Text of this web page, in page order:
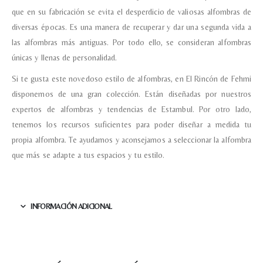
que en su fabricación se evita el desperdicio de valiosas alfombras de
diversas épocas. Es una manera de recuperar y dar una segunda vida a
las alfombras más antiguas. Por todo ello, se consideran alfombras
únicas y llenas de personalidad.
Si te gusta este novedoso estilo de alfombras, en El Rincón de Fehmi
disponemos de una gran colección. Están diseñadas por nuestros
expertos de alfombras y tendencias de Estambul. Por otro lado,
tenemos los recursos suficientes para poder diseñar a medida tu
propia alfombra. Te ayudamos y aconsejamos a seleccionar la alfombra
que más se adapte a tus espacios y tu estilo.
INFORMACIÓN ADICIONAL